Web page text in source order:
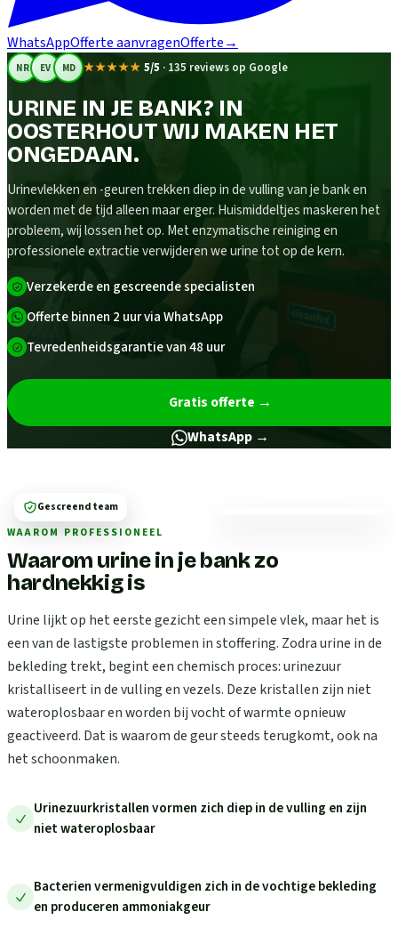
WhatsAppOfferte aanvragenOfferte→
NR EV MD ★★★★★ 5/5 · 135 reviews op Google
URINE IN JE BANK? IN
OOSTERHOUT WIJ MAKEN HET
ONGEDAAN.
Urinevlekken en -geuren trekken diep in de vulling van je bank en
worden met de tijd alleen maar erger. Huismiddeltjes maskeren het
probleem, wij lossen het op. Met enzymatische reiniging en
professionele extractie verwijderen we urine tot op de kern.
Verzekerde en gescreende specialisten
Offerte binnen 2 uur via WhatsApp
Tevredenheidsgarantie van 48 uur
Gratis offerte →
WhatsApp →
WAAROM PROFESSIONEEL
Waarom urine in je bank zo
hardnekkig is
Urine lijkt op het eerste gezicht een simpele vlek, maar het is
een van de lastigste problemen in stoffering. Zodra urine in de
bekleding trekt, begint een chemisch proces: urinezuur
kristalliseert in de vulling en vezels. Deze kristallen zijn niet
wateroplosbaar en worden bij vocht of warmte opnieuw
geactiveerd. Dat is waarom de geur steeds terugkomt, ook na
het schoonmaken.
Urinezuurkristallen vormen zich diep in de vulling en zijn
niet wateroplosbaar
Bacterien vermenigvuldigen zich in de vochtige bekleding
en produceren ammoniakgeur
Gescreend team